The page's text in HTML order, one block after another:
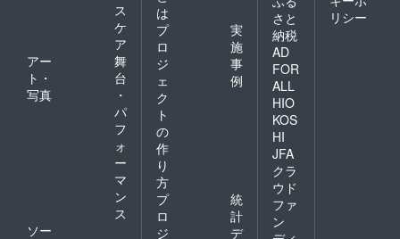
ス
ケ
ア
アー
ト・
写真
舞
台
・
パ
フ
ォ
ー
マ
ン
ス
ソー
は
プ
ロ
ジ
ェ
ク
ト
の
作
り
方
実
施
事
例
プ
ロ
ジ
統
計
デ
さと
納税
AD
FOR
ALL
HIO
KOS
HI
JFA
クラ
ウド
ファ
ン
リシー